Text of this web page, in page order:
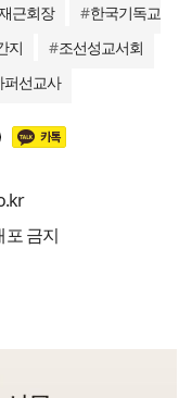
근회장 #한국기독교
지 #조선성교서회
퍼선교사
금지